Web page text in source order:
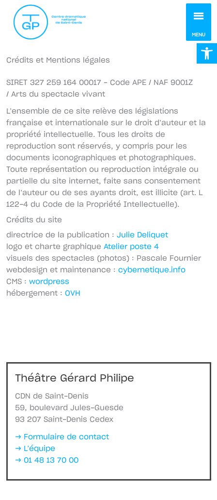
MENU
Théâtre Gérard Philipe
CDN de Saint-Denis
59, boulevard Jules-Guesde
93 207 Saint-Denis Cedex
→ Formulaire de contact
→ L’équipe
→ 01 48 13 70 00
Crédits et Mentions légales
SIRET 327 259 164 00017 – Code APE / NAF 9001Z
/ Arts du spectacle vivant
L’ensemble de ce site relève des législations
française et internationale sur le droit d’auteur et la
propriété intellectuelle. Tous les droits de
reproduction sont réservés, y compris pour les
documents iconographiques et photographiques.
Toute représentation ou reproduction intégrale ou
partielle du site internet, faite sans consentement
de l’auteur ou de ses ayants droit, est illicite (art. L
122-4 du Code de la Propriété Intellectuelle).
Crédits du site
directrice de la publication : Julie Deliquet
logo et charte graphique Atelier poste 4
visuels des spectacles (photos) : Pascale Fournier
webdesign et maintenance : cybernetique.info
CMS : wordpress
hébergement : OVH